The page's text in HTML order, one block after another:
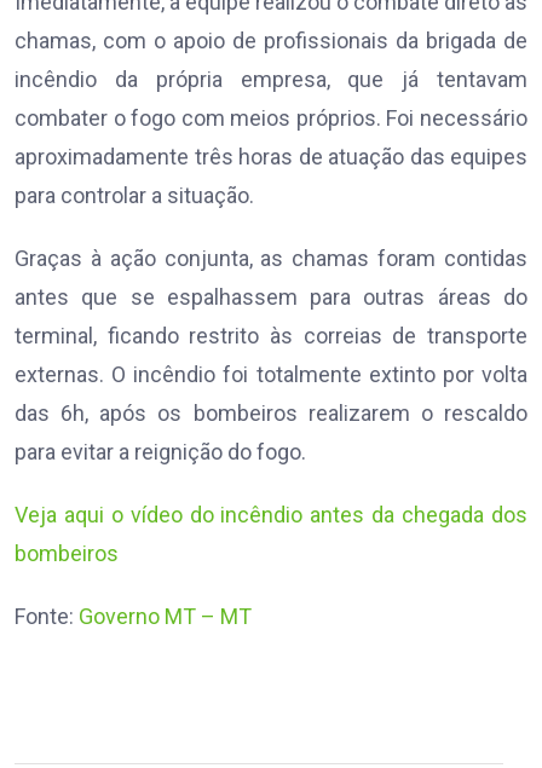
chamas, com o apoio de profissionais da brigada de
incêndio da própria empresa, que já tentavam
combater o fogo com meios próprios. Foi necessário
aproximadamente três horas de atuação das equipes
para controlar a situação.
Graças à ação conjunta, as chamas foram contidas
antes que se espalhassem para outras áreas do
terminal, ficando restrito às correias de transporte
externas. O incêndio foi totalmente extinto por volta
das 6h, após os bombeiros realizarem o rescaldo
para evitar a reignição do fogo.
Veja aqui o vídeo do incêndio antes da chegada dos
bombeiros
Fonte: Governo MT – MT